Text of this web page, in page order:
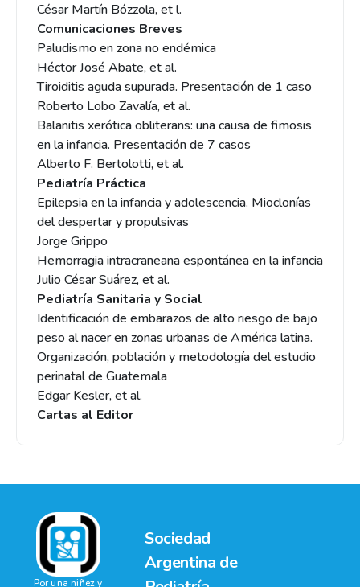
César Martín Bózzola, et l.
Comunicaciones Breves
Paludismo en zona no endémica
Héctor José Abate, et al.
Tiroiditis aguda supurada. Presentación de 1 caso
Roberto Lobo Zavalía, et al.
Balanitis xerótica obliterans: una causa de fimosis
en la infancia. Presentación de 7 casos
Alberto F. Bertolotti, et al.
Pediatría Práctica
Epilepsia en la infancia y adolescencia. Mioclonías
del despertar y propulsivas
Jorge Grippo
Hemorragia intracraneana espontánea en la infancia
Julio César Suárez, et al.
Pediatría Sanitaria y Social
Identificación de embarazos de alto riesgo de bajo
peso al nacer en zonas urbanas de América latina.
Organización, población y metodología del estudio
perinatal de Guatemala
Edgar Kesler, et al.
Cartas al Editor
Sociedad
Argentina de
Por una niñez y